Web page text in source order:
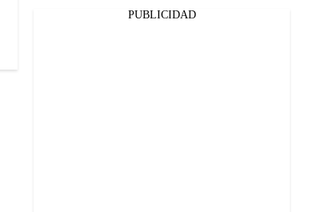
PUBLICIDAD